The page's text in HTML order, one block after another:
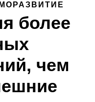
более
чем